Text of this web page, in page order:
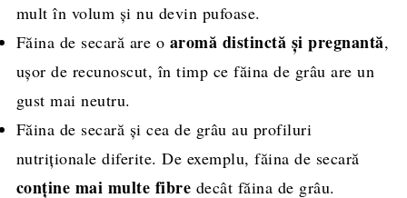
mult în volum și nu devin pufoase.
Făina de secară are o aromă distinctă și pregnantă,
ușor de recunoscut, în timp ce făina de grâu are un
gust mai neutru.
Făina de secară și cea de grâu au profiluri
nutriționale diferite. De exemplu, făina de secară
conține mai multe fibre decât făina de grâu.